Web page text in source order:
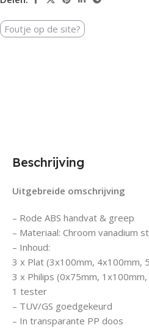
Foutje op de site?
Beschrijving
Uitgebreide omschrijving
– Rode ABS handvat & greep
– Materiaal: Chroom vanadium
– Inhoud:
3 x Plat (3x100mm, 4x100mm,
3 x Philips (0x75mm,
1 tester
– TUV/GS goedgekeurd
– In transparante PP doos